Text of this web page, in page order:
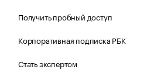
Получить пробный доступ
Корпоративная подписка РБК
Стать экспертом